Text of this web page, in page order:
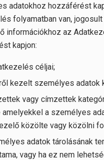
adatokhoz hozzáférést
folyamatban van, jogosult
információkhoz az
kapjon:
céljai;
kezelt személyes adatok
vagy címzettek
amelyekkel a személyes
közölte vagy közölni
adatok tárolásának
vagy ha ez nem